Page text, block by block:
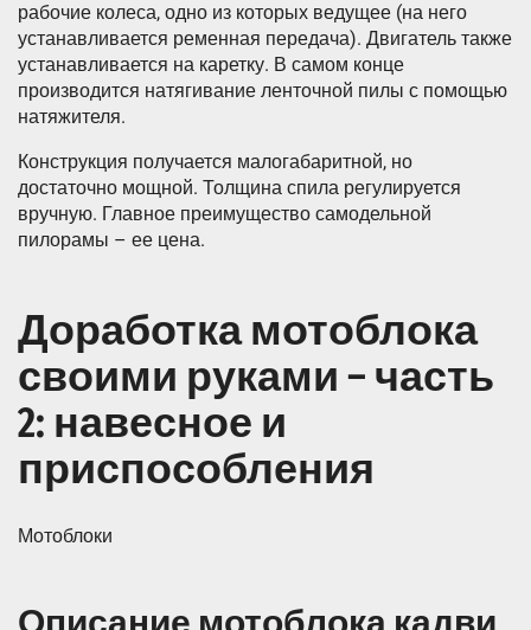
рабочие колеса, одно из которых ведущее (на него
устанавливается ременная передача). Двигатель также
устанавливается на каретку. В самом конце
производится натягивание ленточной пилы с помощью
натяжителя.
Конструкция получается малогабаритной, но
достаточно мощной. Толщина спила регулируется
вручную. Главное преимущество самодельной
пилорамы – ее цена.
Доработка мотоблока
своими руками – часть
2: навесное и
приспособления
Мотоблоки